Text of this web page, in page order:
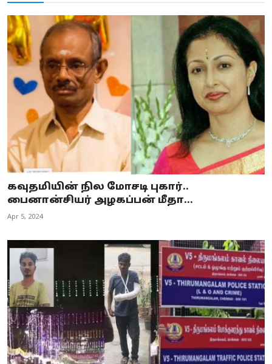
கவுதமியின் நில மோசடி புகார்..
பைனான்சியர் அழகப்பன் மீதா...
Apr 5, 2024